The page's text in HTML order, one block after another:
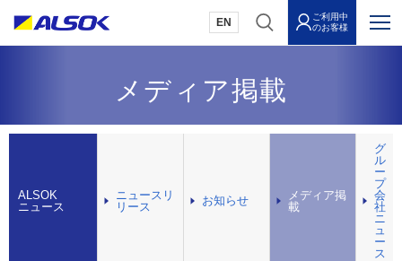
EN
ご利用中
のお客様
メディア掲載
ALSOK
ニュース
ニュースリ
リース
お知らせ
メディア掲
載
グ
ル
ー
プ
会
社
ニ
ュ
ー
ス